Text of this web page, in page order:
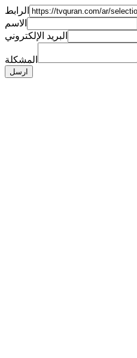
الرابط
الاسم
البريد الإلكتروني
المشكلة
ارسل